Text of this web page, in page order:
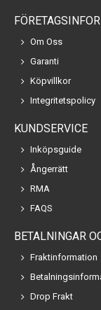
Om Oss
Garanti
Köpvillkor
Integritetspolicy
KUNDSERVICE
Inköpsguide
Ångerrätt
RMA
FAQS
BETALNINGAR
Fraktinformation
Drop Frakt